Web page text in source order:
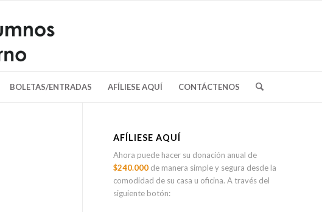
BOLETAS/ENTRADAS AFÍLIESE AQUÍ CONTÁCTENOS
AFÍLIESE AQUÍ
Ahora puede hacer su donación anual de
$240.000 de manera simple y segura desde la
comodidad de su casa u oficina. A través del
siguiente botón: